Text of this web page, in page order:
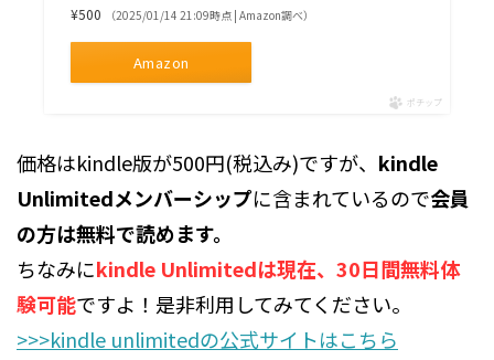
¥500
（2025/01/14 21:09時点 | Amazon調べ）
Amazon
ポチップ
価格はkindle版が500円(税込み)ですが、 kindle
Unlimitedメンバーシップに含まれているので会員
の方は無料で読めます。
ちなみにkindle Unlimitedは現在、30日間無料体
験可能ですよ！是非利用してみてください。
>>>kindle unlimitedの公式サイトはこちら